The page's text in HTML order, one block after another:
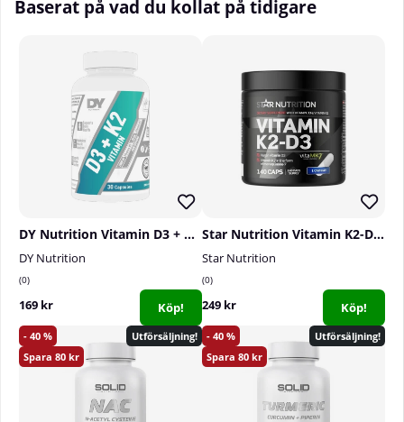
Rekommenderad dosering:
Intag 3 kapslar
dagligen.
Baserat på vad du kollat på tidigare
DY Nutrition Vitamin D3 + K2, 30 caps
DY Nutrition
0
169 kr Köp!
Star Nutrition Vitamin K2-D3, 140 caps
Star Nutrition
0
249 kr Köp!
40
80
Utförsäljning!
40
80
Utförsäljning!